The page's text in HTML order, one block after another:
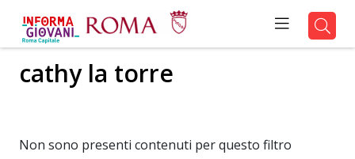
cathy la torre
Non sono presenti contenuti per questo filtro